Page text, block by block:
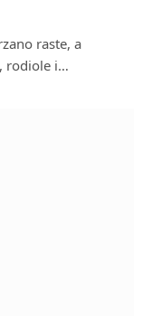
raste, a
rodiole i…